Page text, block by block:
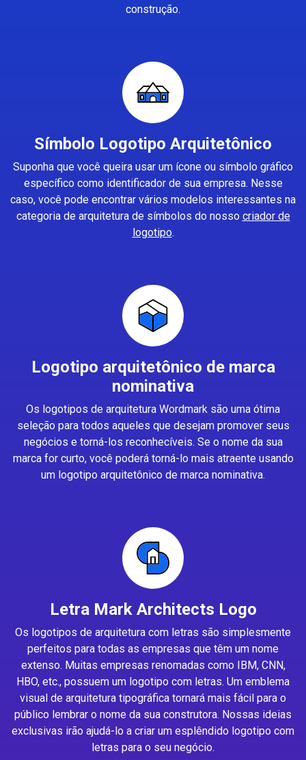
construção.
Símbolo Logotipo Arquitetônico
Suponha que você queira usar um ícone ou símbolo gráfico
específico como identificador de sua empresa. Nesse
caso, você pode encontrar vários modelos interessantes na
categoria de arquitetura de símbolos do nosso criador de
logotipo.
Logotipo arquitetônico de marca
nominativa
Os logotipos de arquitetura Wordmark são uma ótima
seleção para todos aqueles que desejam promover seus
negócios e torná-los reconhecíveis. Se o nome da sua
marca for curto, você poderá torná-lo mais atraente usando
um logotipo arquitetônico de marca nominativa.
Letra Mark Architects Logo
Os logotipos de arquitetura com letras são simplesmente
perfeitos para todas as empresas que têm um nome
extenso. Muitas empresas renomadas como IBM, CNN,
HBO, etc., possuem um logotipo com letras. Um emblema
visual de arquitetura tipográfica tornará mais fácil para o
público lembrar o nome da sua construtora. Nossas ideias
exclusivas irão ajudá-lo a criar um esplêndido logotipo com
letras para o seu negócio.